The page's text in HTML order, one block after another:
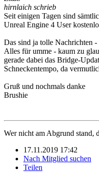
hirnlaich schrieb
Seit einigen Tagen sind
Unreal Engine 4 User
Das sind ja tolle Nachrichten
Alles für umme - kaum zu
gerade dabei das Bridge-
Schneckentempo, da
Gruß und nochmals danke
Brushie
Wer nicht am Abgrund stand,
17.11.2019 17:42
Nach Mitglied suchen
Teilen